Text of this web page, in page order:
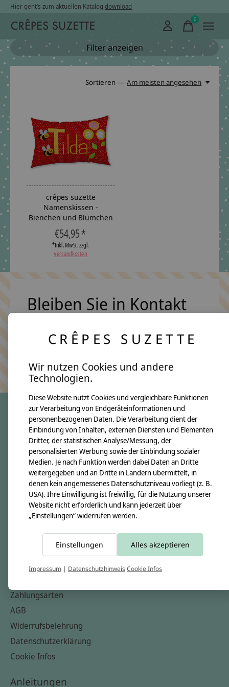
Hier geht’s zum aktuellen Katalog download
0items
Filter anzeigen
Sortieren — Am meisten angesehen
crêpes suzette
Namenskissen -
Bienchen und Blümchen
€54,95 *
*Inkl. MwSt. zzgl.
Versandkosten
Bleiben Sie in Kontakt
Keine Sorge, wir übertreiben es nicht
crêpes suzette
Über uns
Unsere Creppies
Nähkästchen
Unsere Stoffe
Impressum
Informationen
Kontakt
Zahlungsarten
AGB
Widerrufsbelehrung
Datenschutzerklärung
Cookie Infos
Anleitungen
CRÊPES SUZETTE
Wir nutzen Cookies und andere
Technologien.
Diese Website nutzt Cookies und vergleichbare Funktionen
zur Verarbeitung von Endgeräteinformationen und
personenbezogenen Daten. Die Verarbeitung dient der
Einbindung von Inhalten, externen Diensten und Elementen
Dritter, der statistischen Analyse/Messung, der
personalisierten Werbung sowie der Einbindung sozialer
Medien. Je nach Funktion werden dabei Daten an Dritte
weitergegeben und an Dritte in Ländern übermittelt, in
denen kein angemessenes Datenschutzniveau vorliegt (z. B.
USA). Ihre Einwilligung ist freiwillig, für die Nutzung unserer
Website nicht erforderlich und kann jederzeit über
„Einstellungen“ widerrufen werden.
Einstellungen Alles akzeptieren
Impressum | DatenschutzhinweisCookie Infos